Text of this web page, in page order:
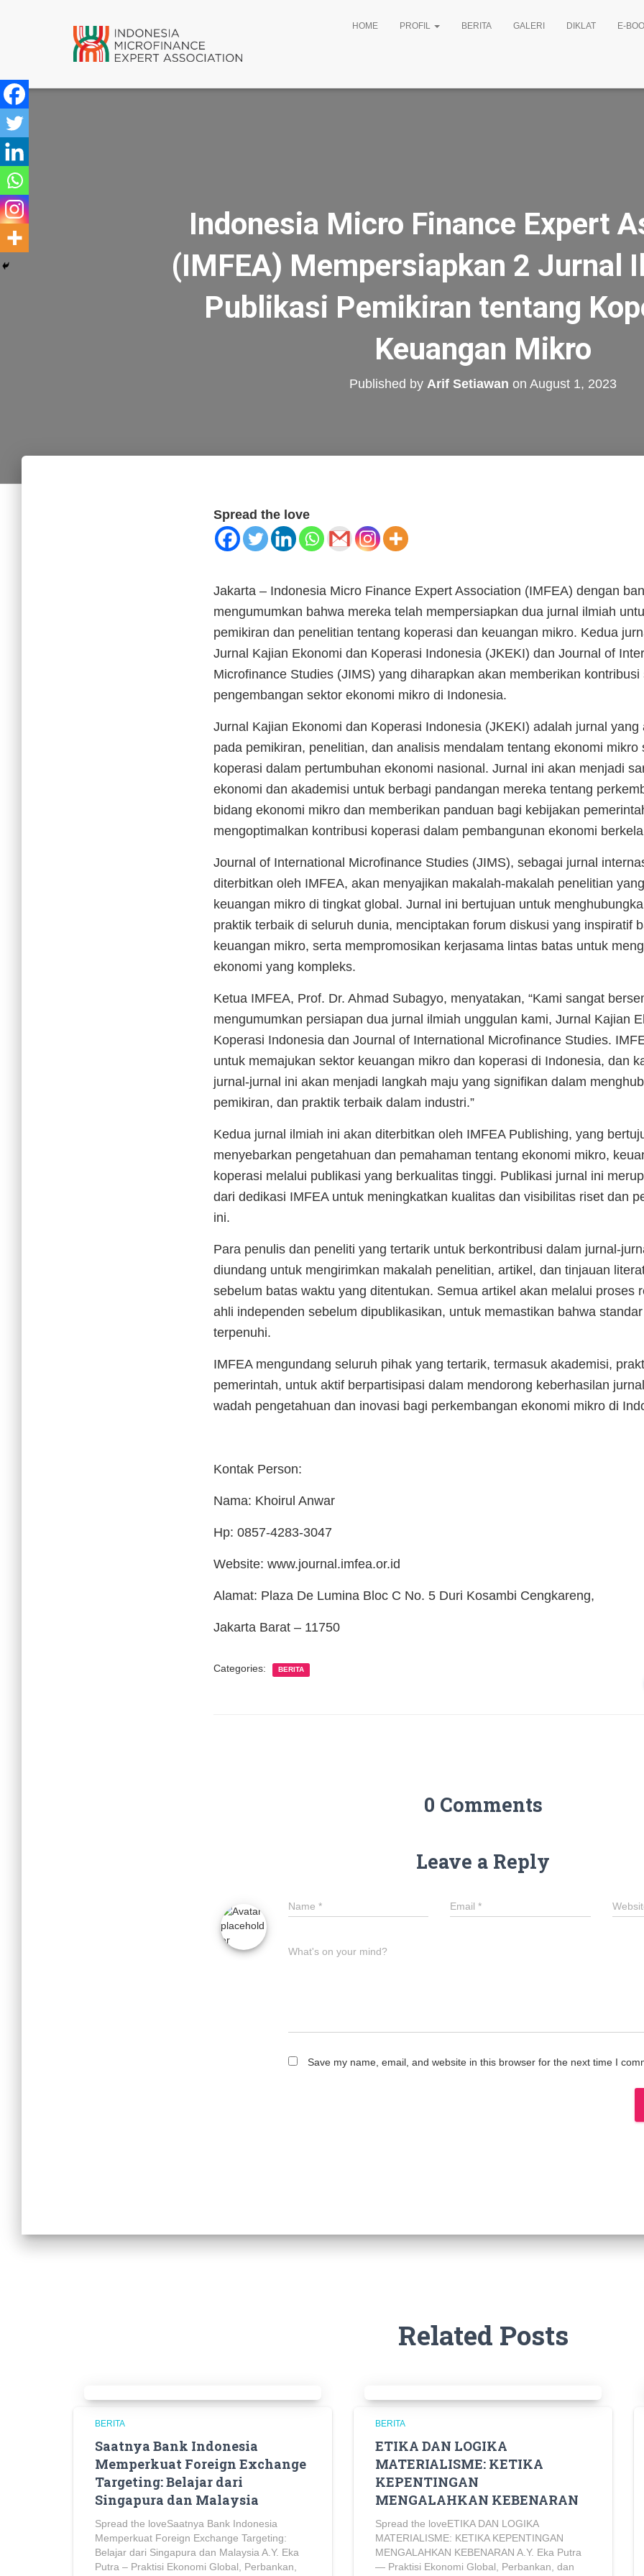
HOME PROFIL BERITA GALERI DIKLAT E-
Indonesia Micro Finance Expert
(IMFEA) Mempersiapkan 2 Jurnal
Publikasi Pemikiran tentang
Keuangan Mikro
Published by Arif Setiawan on August 1, 2023
Spread the love
Jakarta – Indonesia Micro Finance Expert Association (IMFEA) dengan
mengumumkan bahwa mereka telah mempersiapkan dua jurnal ilmiah
pemikiran dan penelitian tentang koperasi dan keuangan mikro. Kedua
Jurnal Kajian Ekonomi dan Koperasi Indonesia (JKEKI) dan Journal of
Microfinance Studies (JIMS) yang diharapkan akan memberikan
pengembangan sektor ekonomi mikro di Indonesia.
Jurnal Kajian Ekonomi dan Koperasi Indonesia (JKEKI) adalah jurnal yang
pada pemikiran, penelitian, dan analisis mendalam tentang ekonomi mikro
koperasi dalam pertumbuhan ekonomi nasional. Jurnal ini akan menjadi
ekonomi dan akademisi untuk berbagi pandangan mereka tentang
bidang ekonomi mikro dan memberikan panduan bagi kebijakan
mengoptimalkan kontribusi koperasi dalam pembangunan ekonomi
Journal of International Microfinance Studies (JIMS), sebagai jurnal
diterbitkan oleh IMFEA, akan menyajikan makalah-makalah penelitian
keuangan mikro di tingkat global. Jurnal ini bertujuan untuk
praktik terbaik di seluruh dunia, menciptakan forum diskusi yang inspiratif
keuangan mikro, serta mempromosikan kerjasama lintas batas untuk
ekonomi yang kompleks.
Ketua IMFEA, Prof. Dr. Ahmad Subagyo, menyatakan, “Kami sangat
mengumumkan persiapan dua jurnal ilmiah unggulan kami, Jurnal Kajian
Koperasi Indonesia dan Journal of International Microfinance Studies.
untuk memajukan sektor keuangan mikro dan koperasi di Indonesia, dan
jurnal-jurnal ini akan menjadi langkah maju yang signifikan dalam
pemikiran, dan praktik terbaik dalam industri.”
Kedua jurnal ilmiah ini akan diterbitkan oleh IMFEA Publishing, yang
menyebarkan pengetahuan dan pemahaman tentang ekonomi mikro,
koperasi melalui publikasi yang berkualitas tinggi. Publikasi jurnal ini
dari dedikasi IMFEA untuk meningkatkan kualitas dan visibilitas riset dan
ini.
Para penulis dan peneliti yang tertarik untuk berkontribusi dalam jurnal-
diundang untuk mengirimkan makalah penelitian, artikel, dan tinjauan
sebelum batas waktu yang ditentukan. Semua artikel akan melalui proses
ahli independen sebelum dipublikasikan, untuk memastikan bahwa
terpenuhi.
IMFEA mengundang seluruh pihak yang tertarik, termasuk akademisi,
pemerintah, untuk aktif berpartisipasi dalam mendorong keberhasilan
wadah pengetahuan dan inovasi bagi perkembangan ekonomi mikro di
Kontak Person:
Nama: Khoirul Anwar
Hp: 0857-4283-3047
Website: www.journal.imfea.or.id
Alamat: Plaza De Lumina Bloc C No. 5 Duri Kosambi Cengkareng,
Jakarta Barat – 11750
Categories: BERITA
0 Comments
Leave a Reply
Name * Email*
What's on your mind?
Save my name, email, and website in this browser for the next time I
Related Posts
BERITA
Saatnya Bank Indonesia
Memperkuat Foreign Exchange
Targeting: Belajar dari
Singapura dan Malaysia
Spread the loveSaatnya Bank Indonesia
Memperkuat Foreign Exchange Targeting:
Belajar dari Singapura dan Malaysia A.Y. Eka
Putra – Praktisi Ekonomi Global, Perbankan,
BERITA
ETIKA DAN LOGIKA
MATERIALISME: KETIKA
KEPENTINGAN
MENGALAHKAN KEBENARAN
Spread the loveETIKA DAN LOGIKA
MATERIALISME: KETIKA KEPENTINGAN
MENGALAHKAN KEBENARAN A.Y. Eka Putra
— Praktisi Ekonomi Global, Perbankan, dan